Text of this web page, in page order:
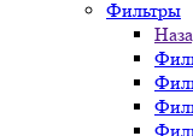
Фильтры